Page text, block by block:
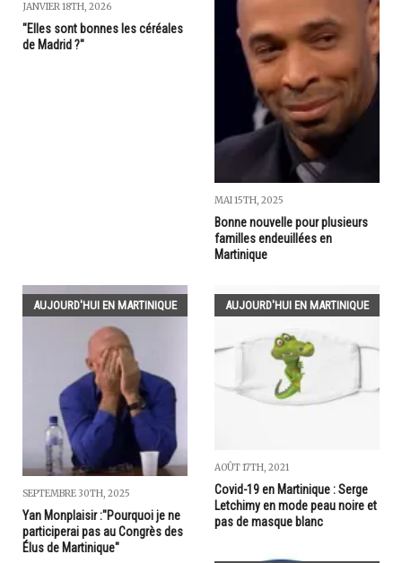
JANVIER 18TH, 2026
"Elles sont bonnes les céréales
de Madrid ?"
MAI 15TH, 2025
Bonne nouvelle pour plusieurs
familles endeuillées en
Martinique
AUJOURD'HUI EN MARTINIQUE
SEPTEMBRE 30TH, 2025
Yan Monplaisir :"Pourquoi je ne
participerai pas au Congrès des
Élus de Martinique"
AUJOURD'HUI EN MARTINIQUE
AOÛT 17TH, 2021
Covid-19 en Martinique : Serge
Letchimy en mode peau noire et
pas de masque blanc